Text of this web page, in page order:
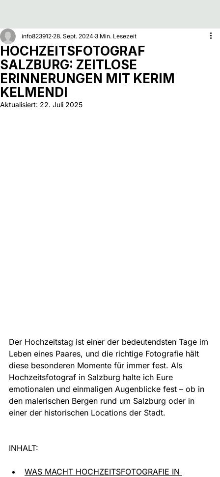
HOCHZEITSFOTOGRAF
SALZBURG: ZEITLOSE
ERINNERUNGEN MIT KERIM
KELMENDI
info823912 28. Sept. 2024 3 Min. Lesezeit
Aktualisiert: 22. Juli 2025
Der Hochzeitstag ist einer der bedeutendsten Tage im
Leben eines Paares, und die richtige Fotografie hält
diese besonderen Momente für immer fest. Als
Hochzeitsfotograf in Salzburg halte ich Eure
emotionalen und einmaligen Augenblicke fest – ob in
den malerischen Bergen rund um Salzburg oder in
einer der historischen Locations der Stadt.
INHALT:
WAS MACHT HOCHZEITSFOTOGRAFIE IN